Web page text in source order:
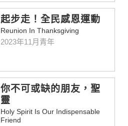
起步走！全民感恩運動
Reunion In Thanksgiving
2023年11月青年
你不可或缺的朋友，聖
靈
Holy Spirit Is Our Indispensable
Friend